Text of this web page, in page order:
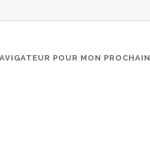
POUR MON PROCHAIN